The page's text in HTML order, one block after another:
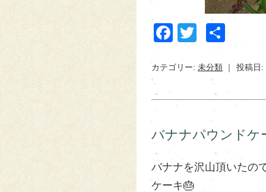
Facebook
Twitter
共
カテゴリー: 未分類 投稿日
バナナパウンドケ
バナナを沢山頂いたの
ケーキ🎂